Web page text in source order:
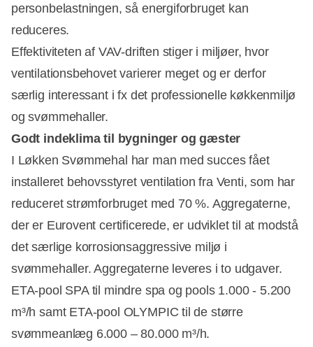
personbelastningen, så energiforbruget kan
reduceres.
Effektiviteten af VAV-driften stiger i miljøer, hvor
ventilationsbehovet varierer meget og er derfor
særlig interessant i fx det professionelle køkkenmiljø
og svømmehaller.
Godt indeklima til bygninger og gæster
I Løkken Svømmehal har man med succes fået
installeret behovsstyret ventilation fra Venti, som har
reduceret strømforbruget med 70 %. Aggregaterne,
der er Eurovent certificerede, er udviklet til at modstå
det særlige korrosionsaggressive miljø i
svømmehaller. Aggregaterne leveres i to udgaver.
ETA-pool SPA til mindre spa og pools 1.000 - 5.200
m³/h samt ETA-pool OLYMPIC til de større
svømmeanlæg 6.000 – 80.000 m³/h.